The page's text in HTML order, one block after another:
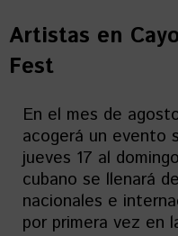
Artistas en
Fest
En el mes de
acogerá un evento
jueves 17 al
cubano se llenará
nacionales e
por primera vez en